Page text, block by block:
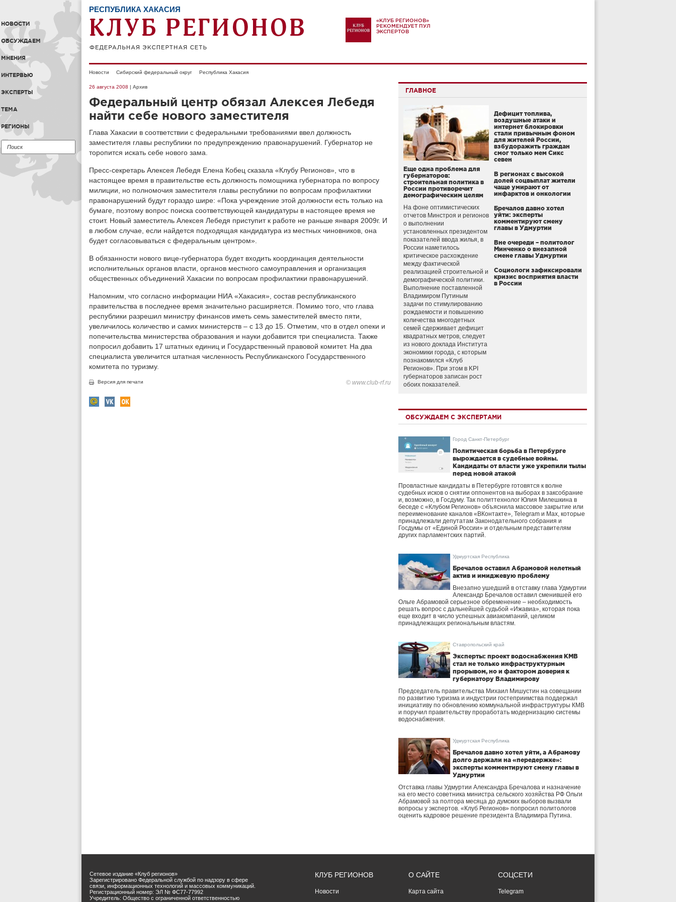
НОВОСТИ
ОБСУЖДАЕМ
МНЕНИЯ
ИНТЕРВЬЮ
ЭКСПЕРТЫ
ТЕМА
РЕГИОНЫ
РЕСПУБЛИКА ХАКАСИЯ
«КЛУБ РЕГИОНОВ»
РЕКОМЕНДУЕТ ПУЛ
ЭКСПЕРТОВ
Новости Сибирский федеральный округ Республика Хакасия
26 августа 2008 | Архив
Федеральный центр обязал Алексея Лебедя
найти себе нового заместителя
Глава Хакасии в соответствии с федеральными требованиями ввел должность
заместителя главы республики по предупреждению правонарушений. Губернатор не
торопится искать себе нового зама.
Пресс-секретарь Алексея Лебедя Елена Кобец сказала «Клубу Регионов», что в
настоящее время в правительстве есть должность помощника губернатора по вопросу
милиции, но полномочия заместителя главы республики по вопросам профилактики
правонарушений будут гораздо шире: «Пока учреждение этой должности есть только на
бумаге, поэтому вопрос поиска соответствующей кандидатуры в настоящее время не
стоит. Новый заместитель Алексея Лебедя приступит к работе не раньше января 2009г. И
в любом случае, если найдется подходящая кандидатура из местных чиновников, она
будет согласовываться с федеральным центром».
В обязанности нового вице-губернатора будет входить координация деятельности
исполнительных органов власти, органов местного самоуправления и организация
общественных объединений Хакасии по вопросам профилактики правонарушений.
Напомним, что согласно информации НИА «Хакасия», состав республиканского
правительства в последнее время значительно расширяется. Помимо того, что глава
республики разрешил министру финансов иметь семь заместителей вместо пяти,
увеличилось количество и самих министерств – с 13 до 15. Отметим, что в отдел опеки и
попечительства министерства образования и науки добавится три специалиста. Также
попросил добавить 17 штатных единиц и Государственный правовой комитет. На два
специалиста увеличится штатная численность Республиканского Государственного
комитета по туризму.
Версия для печати © www.club-rf.ru
ГЛАВНОЕ
Еще одна проблема для
губернаторов:
строительная политика в
России противоречит
демографическим целям
На фоне оптимистических
отчетов Минстроя и регионов
о выполнении
установленных президентом
показателей ввода жилья, в
России наметилось
критическое расхождение
между фактической
реализацией строительной и
демографической политики.
Выполнение поставленной
Владимиром Путиным
задачи по стимулированию
рождаемости и повышению
количества многодетных
семей сдерживает дефицит
квадратных метров, следует
из нового доклада Института
экономики города, с которым
познакомился «Клуб
Регионов». При этом в KPI
губернаторов записан рост
обоих показателей.
Дефицит топлива,
воздушные атаки и
интернет блокировки
стали привычным фоном
для жителей России,
взбудоражить граждан
смог только мем Сикс
севен
В регионах с высокой
долей соцвыплат жители
чаще умирают от
инфарктов и онкологии
Бречалов давно хотел
уйти: эксперты
комментируют смену
главы в Удмуртии
Вне очереди – политолог
Минченко о внезапной
смене главы Удмуртии
Социологи зафиксировали
кризис восприятия власти
в России
ОБСУЖДАЕМ С ЭКСПЕРТАМИ
Город Санкт-Петербург
Политическая борьба в Петербурге
вырождается в судебные войны.
Кандидаты от власти уже укрепили тылы
перед новой атакой
Провластные кандидаты в Петербурге готовятся к волне
судебных исков о снятии оппонентов на выборах в заксобрание
и, возможно, в Госдуму. Так политтехнолог Юлия Милешкина в
беседе с «Клубом Регионов» объяснила массовое закрытие или
переименование каналов «ВКонтакте», Telegram и Max, которые
принадлежали депутатам Законодательного собрания и
Госдумы от «Единой России» и отдельным представителям
других парламентских партий.
Удмуртская Республика
Бречалов оставил Абрамовой нелетный
актив и имиджевую проблему
Внезапно ушедший в отставку глава Удмуртии
Александр Бречалов оставил сменившей его
Ольге Абрамовой серьезное обременение – необходимость
решать вопрос с дальнейшей судьбой «Ижавиа», которая пока
еще входит в число успешных авиакомпаний, целиком
принадлежащих региональным властям.
Ставропольский край
Эксперты: проект водоснабжения КМВ
стал не только инфраструктурным
прорывом, но и фактором доверия к
губернатору Владимирову
Председатель правительства Михаил Мишустин на совещании
по развитию туризма и индустрии гостеприимства поддержал
инициативу по обновлению коммунальной инфраструктуры КМВ
и поручил правительству проработать модернизацию системы
водоснабжения.
Удмуртская Республика
Бречалов давно хотел уйти, а Абрамову
долго держали на «передержке»:
эксперты комментируют смену главы в
Удмуртии
Отставка главы Удмуртии Александра Бречалова и назначение
на его место советника министра сельского хозяйства РФ Ольги
Абрамовой за полтора месяца до думских выборов вызвали
вопросы у экспертов. «Клуб Регионов» попросил политологов
оценить кадровое решение президента Владимира Путина.
Сетевое издание «Клуб регионов»
Зарегистрировано Федеральной службой по надзору в сфере
связи, информационных технологий и массовых коммуникаций.
Регистрационный номер: ЭЛ № ФС77-77992
Учредитель: Общество с ограниченной ответственностью
КЛУБ РЕГИОНОВ
Новости
О САЙТЕ
Карта сайта
СОЦСЕТИ
Telegram